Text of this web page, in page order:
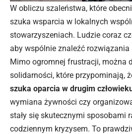
W obliczu szaleństwa, które
szuka wsparcia w lokalnych
stowarzyszeniach. Ludzie coraz
aby wspólnie znaleźć
Mimo ogromnej frustracji, można
solidarności, które przypominają,
szuka oparcia w drugim
wymiana żywności czy
stały się skutecznymi sposobami
codziennym kryzysem. To